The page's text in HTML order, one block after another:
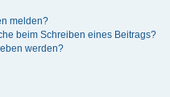
melden?
beim Schreiben eines Beitrags?
werden?